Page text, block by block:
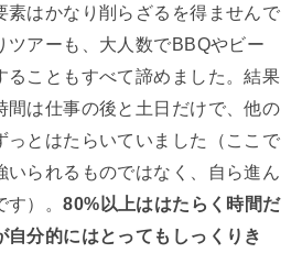
素はかなり削らざるを得ませんで
ツアーも、大人数でBBQやビー
ることもすべて諦めました。結果
間は仕事の後と土日だけで、他の
っとはたらいていました（ここで
いられるものではなく、自ら進ん
す）。80%以上ははたらく時間だ
自分的にはとってもしっくりき